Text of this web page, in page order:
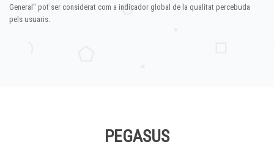
General" pot ser considerat com a indicador global de la qualitat percebuda
pels usuaris.
PEGASUS